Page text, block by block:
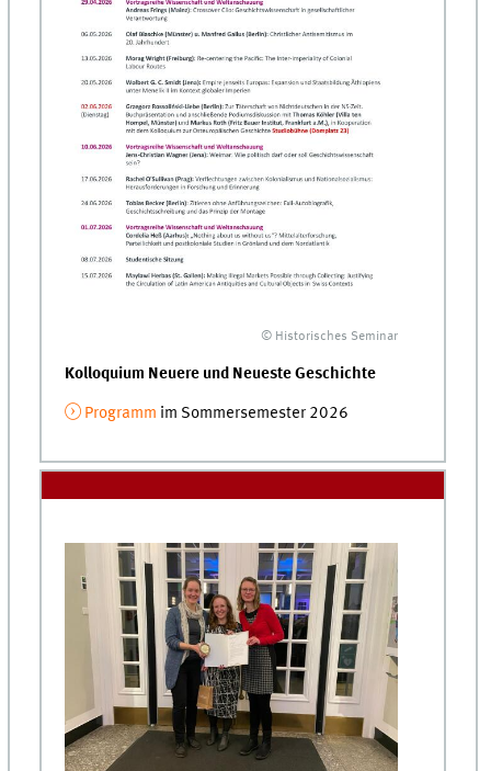
© Historisches Seminar
Kolloquium Neuere und Neueste Geschichte
Programm im Sommersemester 2026